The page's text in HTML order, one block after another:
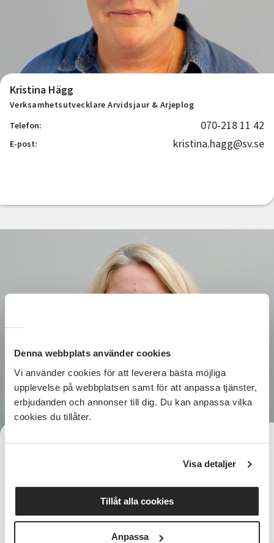
Denna webbplats använder cookies
Vi använder cookies för att leverera bästa möjliga
upplevelse på webbplatsen samt för att anpassa tjänster,
erbjudanden och annonser till dig. Du kan anpassa vilka
cookies du tillåter.
Visa detaljer
Tillåt alla cookies
Anpassa
Kristina Hägg
Verksamhetsutvecklare Arvidsjaur & Arjeplog
Telefon:
070-218 11 42
E-post: kristina.hagg@sv.se